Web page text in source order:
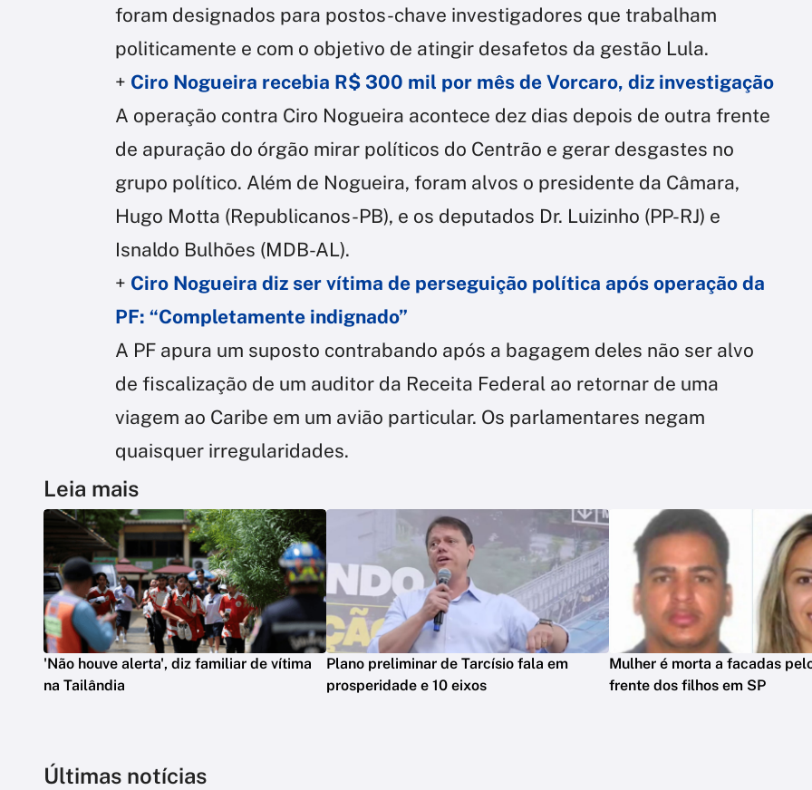
foram designados para postos-chave investigadores que trabalham
politicamente e com o objetivo de atingir desafetos da gestão Lula.
+ Ciro Nogueira recebia R$ 300 mil por mês de Vorcaro, diz investigação
A operação contra Ciro Nogueira acontece dez dias depois de outra frente
de apuração do órgão mirar políticos do Centrão e gerar desgastes no
grupo político. Além de Nogueira, foram alvos o presidente da Câmara,
Hugo Motta (Republicanos-PB), e os deputados Dr. Luizinho (PP-RJ) e
Isnaldo Bulhões (MDB-AL).
+ Ciro Nogueira diz ser vítima de perseguição política após operação da
PF: “Completamente indignado”
A PF apura um suposto contrabando após a bagagem deles não ser alvo
de fiscalização de um auditor da Receita Federal ao retornar de uma
viagem ao Caribe em um avião particular. Os parlamentares negam
quaisquer irregularidades.
Leia mais
'Não houve alerta', diz familiar de vítima
na Tailândia
Plano preliminar de Tarcísio fala em
prosperidade e 10 eixos
Mulher é morta a facadas
frente dos filhos em SP
Últimas notícias